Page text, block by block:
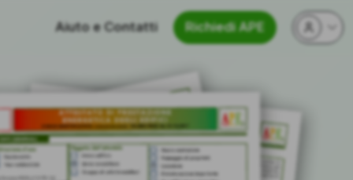
Aiuto e Contatti Richiedi APE